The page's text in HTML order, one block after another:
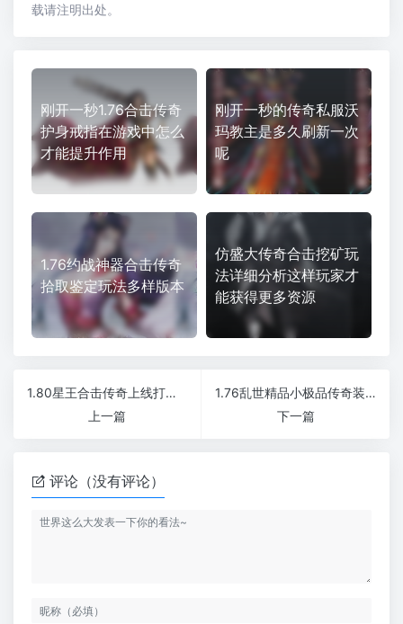
载请注明出处。
刚开一秒1.76合击传奇
护身戒指在游戏中怎么
才能提升作用
刚开一秒的传奇私服沃
玛教主是多久刷新一次
呢
1.76约战神器合击传奇
拾取鉴定玩法多样版本
仿盛大传奇合击挖矿玩
法详细分析这样玩家才
能获得更多资源
1.80星王合击传奇上线打怪就能终极全满毕业
上一篇
1.76乱世精品小极品传奇装备全爆爆率全开秒杀火龙
下一篇
评论（没有评论）